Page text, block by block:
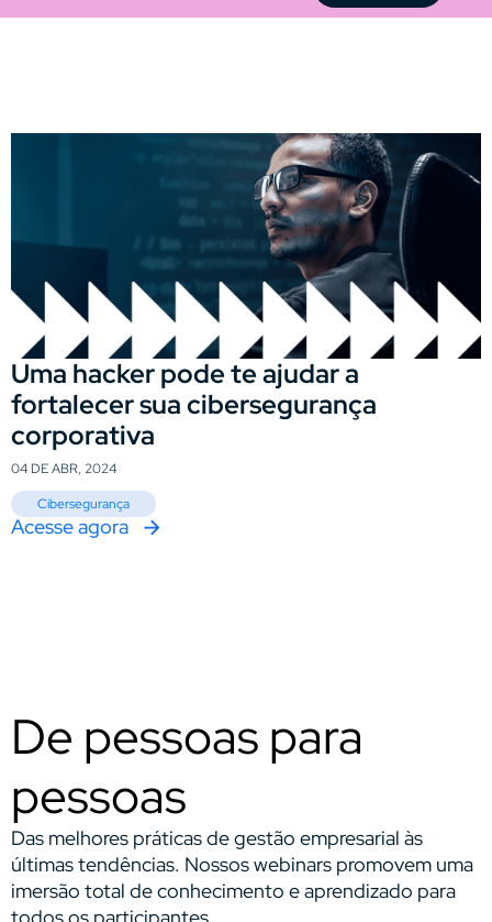
Uma hacker pode te ajudar a
fortalecer sua cibersegurança
corporativa
04 DE ABR, 2024
Cibersegurança
Acesse agora
De pessoas para
pessoas
Das melhores práticas de gestão empresarial às
últimas tendências. Nossos webinars promovem uma
imersão total de conhecimento e aprendizado para
todos os participantes.